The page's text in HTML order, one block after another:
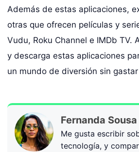
Además de estas aplicaciones,
otras que ofrecen películas y
Vudu, Roku Channel e IMDb TV.
y descarga estas aplicaciones
un mundo de diversión sin
Fernanda Sousa
Me gusta escribir
tecnología, y